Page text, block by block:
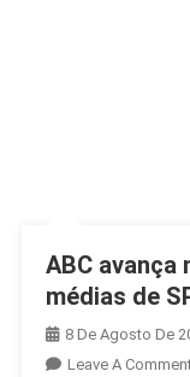
ABC avança
médias de
8 De Agosto De
Leave A